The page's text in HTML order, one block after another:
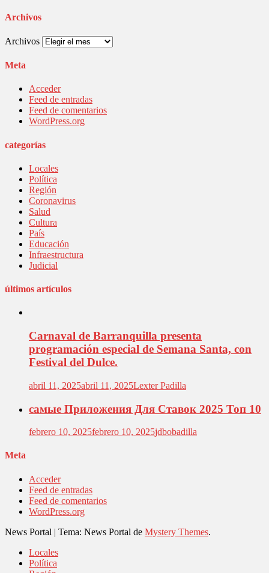
Archivos
Archivos
Meta
Acceder
Feed de entradas
Feed de comentarios
WordPress.org
categorías
Locales
Política
Región
Coronavirus
Salud
Cultura
País
Educación
Infraestructura
Judicial
últimos artículos
Carnaval de Barranquilla presenta
programación especial de Semana Santa, con
Festival del Dulce.
abril 11, 2025abril 11, 2025Lexter Padilla
самые Приложения Для Ставок 2025 Топ 10
febrero 10, 2025febrero 10, 2025jdbobadilla
Meta
Acceder
Feed de entradas
Feed de comentarios
WordPress.org
News Portal | Tema: News Portal de Mystery Themes.
Locales
Política